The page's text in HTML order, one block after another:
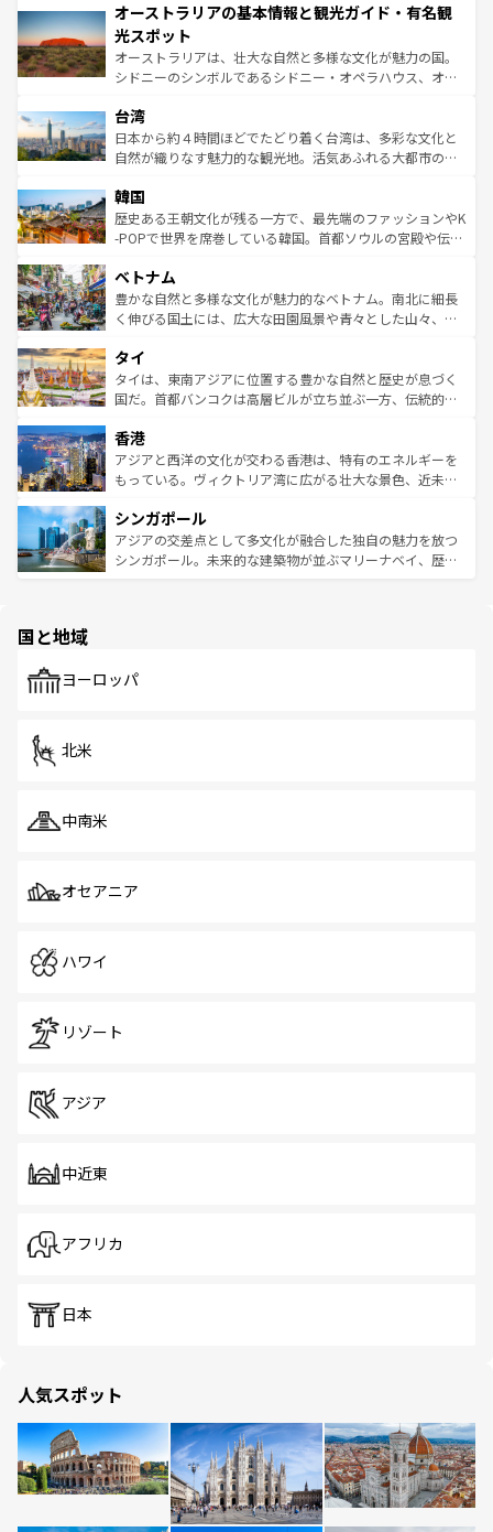
部のニューオーリンズでは、音楽と美食が融合した独特の
文化が魅力。旅行者はアメリカの各地域で異なる魅力を楽
しみながら、その多様性と豊かな歴史を感じることができ
るだろう。車でのロードトリップや列車の旅も、アメリカ
情報は
ワイ島は見逃せない。また、定番の観光地といえばオアフ
島だが、静かな自然を求めるならマウイ島やカウアイ島が
おすすめ。エメラルドグリーンに輝く海をはじめ、豊かな
文化や歴史が息づいている。「アロハスピリット」と呼ば
人々、おいしいローカルフードやハワイアンミュージッ
ク、伝統的なフラダンスなど、すべてがハワイの魅力を彩
っている。訪れるたびに新しい発見と感動が待っているハ
はコンテンツ一覧
オーストラリアの基本情報と観光ガイド・有名観
光スポット
オーストラリアは、壮大な自然と多様な文化が魅力の国。
シドニーのシンボルであるシドニー・オペラハウス、オー
リアリーフや大陸中央部にそびえるウルル（エアーズロッ
ク）、タスマニアの美しい原生林やケアンズの熱帯雨林な
ど、見どころがたくさん。また、カフェやワイン、オージ
いる。アクティビティも充実しており、サーフィンやダイ
ビング、ハイキングなど、アウトドア好きにはたまらな
い。オーストラリアの多彩な魅力を存分に味わいつくそ
参照してほしい。
台湾
日本から約４時間ほどでたどり着く台湾は、多彩な文化と
自然が織りなす魅力的な観光地。活気あふれる大都市の台
ン）、静ひつな山岳地帯である台湾東部など、都市の喧騒
と山間の静けさが共存しており、訪れる人に新しい発見と
驚きをもたらしてくれる。また、奥深い台湾の食文化も魅
容にもいいと評判のスイーツなど、バラエティ豊かな料理
が味わえる。 なお、新着の台湾情報は コンテンツ一覧を参
照してほしい。
韓国
歴史ある王朝文化が残る一方で、最先端のファッションやK
-POPで世界を席巻している韓国。首都ソウルの宮殿や伝統
き、地方に足を延ばせば四季折々の自然美を楽しむことが
できる。そして、キムチや焼肉、絶品のストリートフード
まで、さまざまな韓国料理が待っている。夜には、韓国な
リティに包まれながら、韓国の多彩な魅力を心ゆくまで味
わってみてほしい。 なお、新着の韓国情報はコンテンツ一
覧を参照してほしい。
ベトナム
豊かな自然と多様な文化が魅力的なベトナム。南北に細長
く伸びる国土には、広大な田園風景や青々とした山々、世
急速な発展と共に伝統が息づく。ハノイの古い町並みやホ
ーチミン市のフランス統治時代の建物も、独特の雰囲気を
醸し出している。また、バラエティの豊かさとおいしさで
とつ。フォーやバインミー、ベトナムコーヒーなどは、ぜ
ひ現地で味わいたい。どの地域を訪れてもあたたかい人々
が旅行者を迎えてくれるので、きっと忘れられない旅にな
参照してほしい。
タイ
タイは、東南アジアに位置する豊かな自然と歴史が息づく
国だ。首都バンコクは高層ビルが立ち並ぶ一方、伝統的な
の活気が交差している。北部ではチェンマイなどの山岳地
帯で自然と触れ合い、南部ではプーケットやクラビの美し
いビーチでリゾート気分を楽しむことができる。タイ料理
激する。気候は一年中温暖で、どの季節にも異なる楽しみ
が待っている。親しみやすいタイの人々、仏教を中心とし
た文化、そして多様な観光資源が、訪れる旅人を魅了し続
香港
アジアと西洋の文化が交わる香港は、特有のエネルギーを
もっている。ヴィクトリア湾に広がる壮大な景色、近未来
み、どこを訪れても感動するはず。観光スポットが密集し
ており、効率よく見どころを回れるのも魅力。息をのむよ
うな絶景から文化的な体験まで、香港を存分に楽しみ尽く
シンガポール
アジアの交差点として多文化が融合した独自の魅力を放つ
シンガポール。未来的な建築物が並ぶマリーナベイ、歴史
で、ホーカーズは地元の風情を楽しめる外せないスポット
国と地域
ヨーロッパ
北米
中南米
オセアニア
ハワイ
リゾート
アジア
中近東
アフリカ
日本
人気スポット